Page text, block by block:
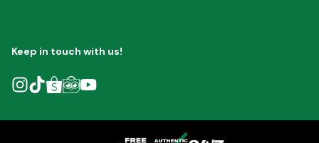
Keep in touch with us!